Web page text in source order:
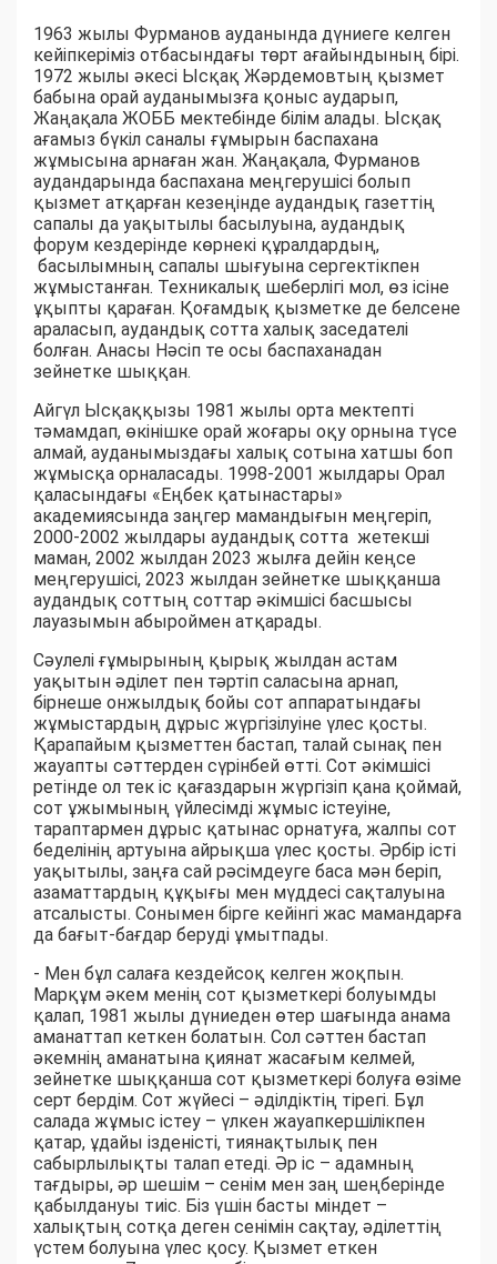
1963 жылы Фурманов ауданында дүниеге келген
кейіпкеріміз отбасындағы төрт ағайындының бірі.
1972 жылы әкесі Ысқақ Жәрдемовтың қызмет
бабына орай ауданымызға қоныс аударып,
Жаңақала ЖОББ мектебінде білім алады. Ысқақ
ағамыз бүкіл саналы ғұмырын баспахана
жұмысына арнаған жан. Жаңақала, Фурманов
аудандарында баспахана меңгерушісі болып
қызмет атқарған кезеңінде аудандық газеттің
сапалы да уақытылы басылуына, аудандық
форум кездерінде көрнекі құралдардың,
басылымның сапалы шығуына сергектікпен
жұмыстанған. Техникалық шеберлігі мол, өз ісіне
ұқыпты қараған. Қоғамдық қызметке де белсене
араласып, аудандық сотта халық заседателі
болған. Анасы Нәсіп те осы баспаханадан
зейнетке шыққан.
Айгүл Ысқаққызы 1981 жылы орта мектепті
тәмамдап, өкінішке орай жоғары оқу орнына түсе
алмай, ауданымыздағы халық сотына хатшы боп
жұмысқа орналасады. 1998-2001 жылдары Орал
қаласындағы «Еңбек қатынастары»
академиясында заңгер мамандығын меңгеріп,
2000-2002 жылдары аудандық сотта жетекші
маман, 2002 жылдан 2023 жылға дейін кеңсе
меңгерушісі, 2023 жылдан зейнетке шыққанша
аудандық соттың соттар әкімшісі басшысы
лауазымын абыроймен атқарады.
Сәулелі ғұмырының қырық жылдан астам
уақытын әділет пен тәртіп саласына арнап,
бірнеше онжылдық бойы сот аппаратындағы
жұмыстардың дұрыс жүргізілуіне үлес қосты.
Қарапайым қызметтен бастап, талай сынақ пен
жауапты сәттерден сүрінбей өтті. Сот әкімшісі
ретінде ол тек іс қағаздарын жүргізіп қана қоймай,
сот ұжымының үйлесімді жұмыс істеуіне,
тараптармен дұрыс қатынас орнатуға, жалпы сот
беделінің артуына айрықша үлес қосты. Әрбір істі
уақытылы, заңға сай рәсімдеуге баса мән беріп,
азаматтардың құқығы мен мүддесі сақталуына
атсалысты. Сонымен бірге кейінгі жас мамандарға
да бағыт-бағдар беруді ұмытпады.
- Мен бұл салаға кездейсоқ келген жоқпын.
Марқұм әкем менің сот қызметкері болуымды
қалап, 1981 жылы дүниеден өтер шағында анама
аманаттап кеткен болатын. Сол сәттен бастап
әкемнің аманатына қиянат жасағым келмей,
зейнетке шыққанша сот қызметкері болуға өзіме
серт бердім. Сот жүйесі – әділдіктің тірегі. Бұл
салада жұмыс істеу – үлкен жауапкершілікпен
қатар, ұдайы ізденісті, тиянақтылық пен
сабырлылықты талап етеді. Әр іс – адамның
тағдыры, әр шешім – сенім мен заң шеңберінде
қабылдануы тиіс. Біз үшін басты міндет –
халықтың сотқа деген сенімін сақтау, әділеттің
үстем болуына үлес қосу. Қызмет еткен